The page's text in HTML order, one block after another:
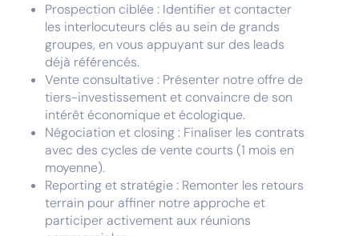
Prospection ciblée : Identifier et contacter
les interlocuteurs clés au sein de grands
groupes, en vous appuyant sur des leads
déjà référencés.
Vente consultative : Présenter notre offre de
tiers-investissement et convaincre de son
intérêt économique et écologique.
Négociation et closing : Finaliser les contrats
avec des cycles de vente courts (1 mois en
moyenne).
Reporting et stratégie : Remonter les retours
terrain pour affiner notre approche et
participer activement aux réunions